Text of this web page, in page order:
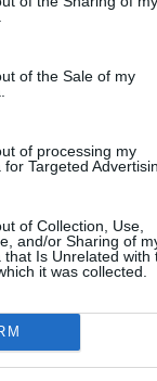
of the Sale of my
of processing my
Targeted
of Collection, Use,
and/or Sharing of
that Is Unrelated with
it was collected.
Konstitucijos
laiduoja
pensijas,
atvejais.“
52
garantijas yra